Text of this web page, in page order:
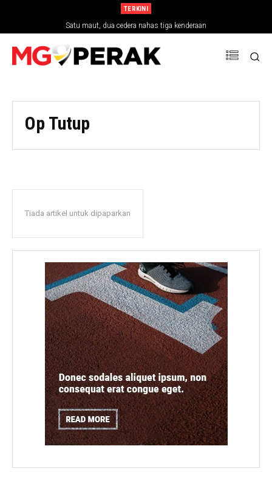
TERKINI
Satu maut, dua cedera nahas tiga kenderaan
Op Tutup
Tiada artikel untuk dipaparkan